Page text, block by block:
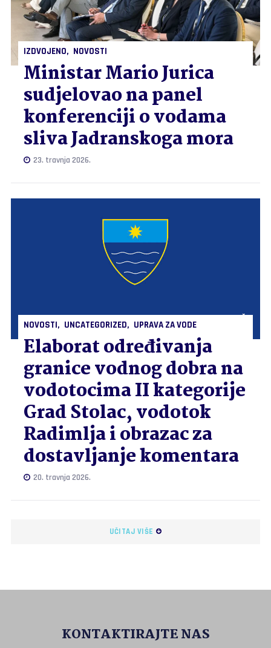
IZDVOJENO NOVOSTI
Ministar Mario Jurica
sudjelovao na panel
konferenciji o vodama
sliva Jadranskoga mora
23. travnja 2026.
NOVOSTI UNCATEGORIZED UPRAVA ZA VODE
Elaborat određivanja
granice vodnog dobra na
vodotocima II kategorije
Grad Stolac, vodotok
Radimlja i obrazac za
dostavljanje komentara
20. travnja 2026.
UČITAJ VIŠE
KONTAKTIRAJTE NAS